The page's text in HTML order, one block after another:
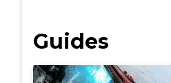
Guides